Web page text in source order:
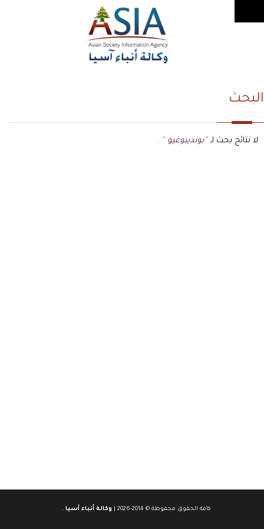
البحث
لا نتائج بحث لـ 'بونديبوغيو ' .
كافة الحقوق محفوظة © 2014-2026 | وكالة أنباء آسيا .